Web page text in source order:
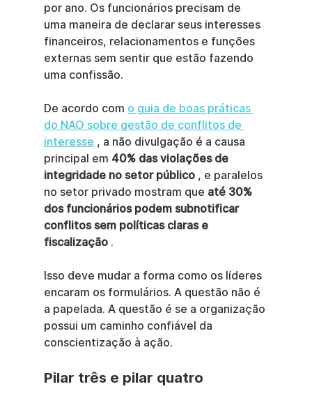
por ano. Os funcionários precisam de
uma maneira de declarar seus interesses
financeiros, relacionamentos e funções
externas sem sentir que estão fazendo
uma confissão.
De acordo com o guia de boas práticas
do NAO sobre gestão de conflitos de
interesse , a não divulgação é a causa
principal em 40% das violações de
integridade no setor público , e paralelos
no setor privado mostram que até 30%
dos funcionários podem subnotificar
conflitos sem políticas claras e
fiscalização .
Isso deve mudar a forma como os líderes
encaram os formulários. A questão não é
a papelada. A questão é se a organização
possui um caminho confiável da
conscientização à ação.
Pilar três e pilar quatro